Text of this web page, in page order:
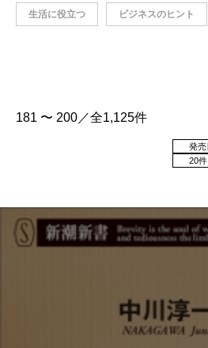
生活に役立つ ビジネスのヒント
181 〜 200／全1,125件
20件